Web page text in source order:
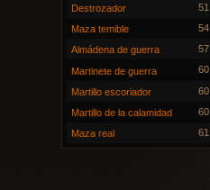
Destrozador 51
Maza temible 54
Almádena de guerra 57
Martinete de guerra 60
Martillo escoriador 60
Martillo de la calamidad 60
Maza real 61